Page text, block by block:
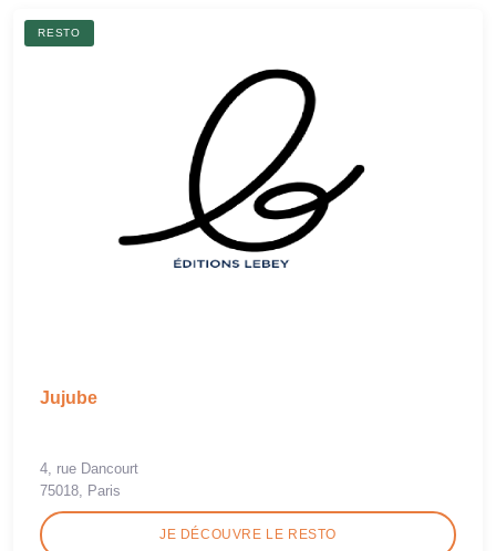
RESTO
Jujube
4, rue Dancourt
75018, Paris
JE DÉCOUVRE LE RESTO